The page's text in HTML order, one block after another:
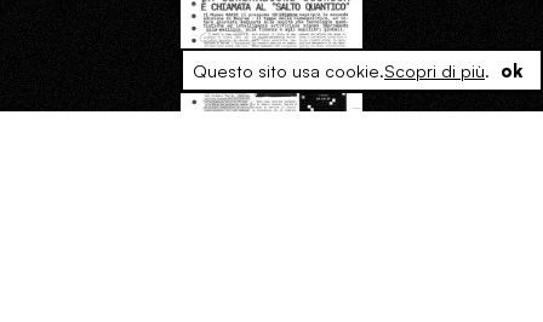
Questo sito usa cookie.Scopri di più. ok